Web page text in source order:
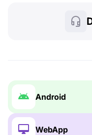
Android
WebApp